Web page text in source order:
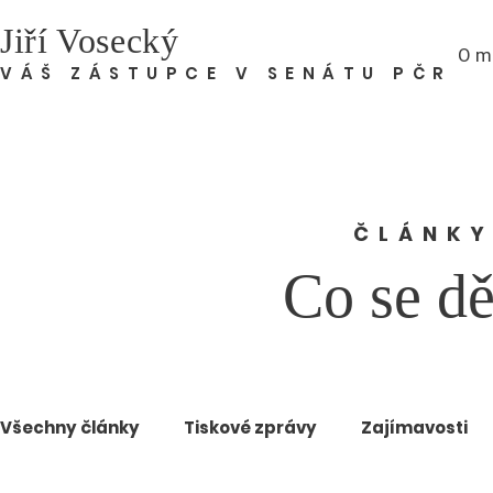
Jiří Vosecký
VÁŠ ZÁSTUPCE V SENÁTU PČR
O
Co se
Všechny články Tiskové zprávy Zajímavosti